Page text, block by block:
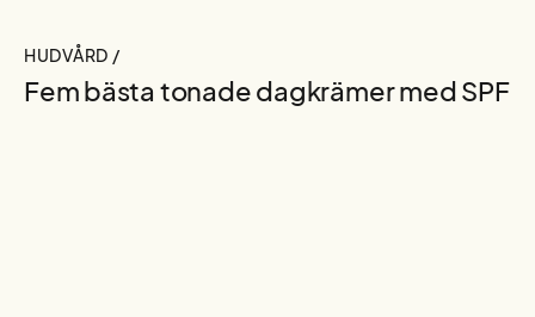
HUDVÅRD /
Fem bästa tonade dagkrämer med SPF